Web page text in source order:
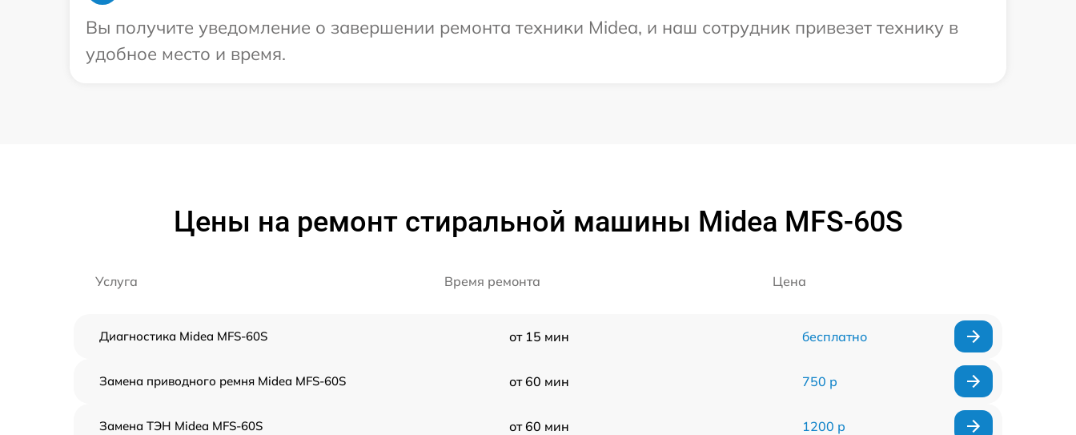
Вы получите уведомление о завершении ремонта техники Midea, и наш сотрудник привезет технику в
удобное место и время.
Цены на ремонт стиральной машины Midea MFS-60S
Услуга Время ремонта Цена
Диагностика Midea MFS-60S от 15 мин бесплатно
Замена приводного ремня Midea MFS-60S от 60 мин 750 р
Замена ТЭН Midea MFS-60S от 60 мин 1200 р